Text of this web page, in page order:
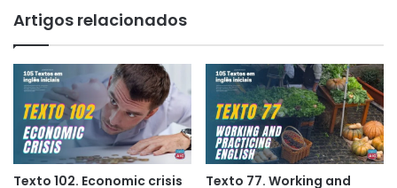
Artigos relacionados
Texto 102. Economic crisis
Texto 77. Working and